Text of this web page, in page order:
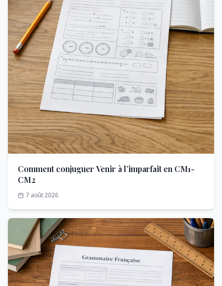
Comment conjuguer Venir à l’imparfait en CM1-
CM2
7 août 2026